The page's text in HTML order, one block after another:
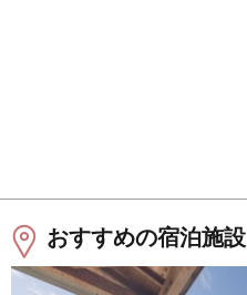
おすすめの宿泊施設